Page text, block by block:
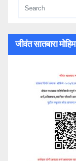
जीवंत सातबारा मोहिम